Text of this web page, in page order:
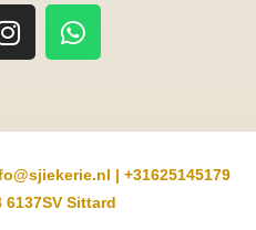
I
n
a
r
a
W
h
s
p
p
| +31625145179
6137SV Sittard